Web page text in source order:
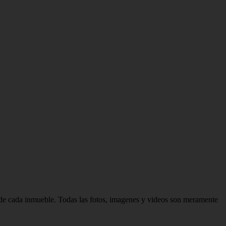
cada inmueble. Todas las fotos, imagenes y videos son meramente